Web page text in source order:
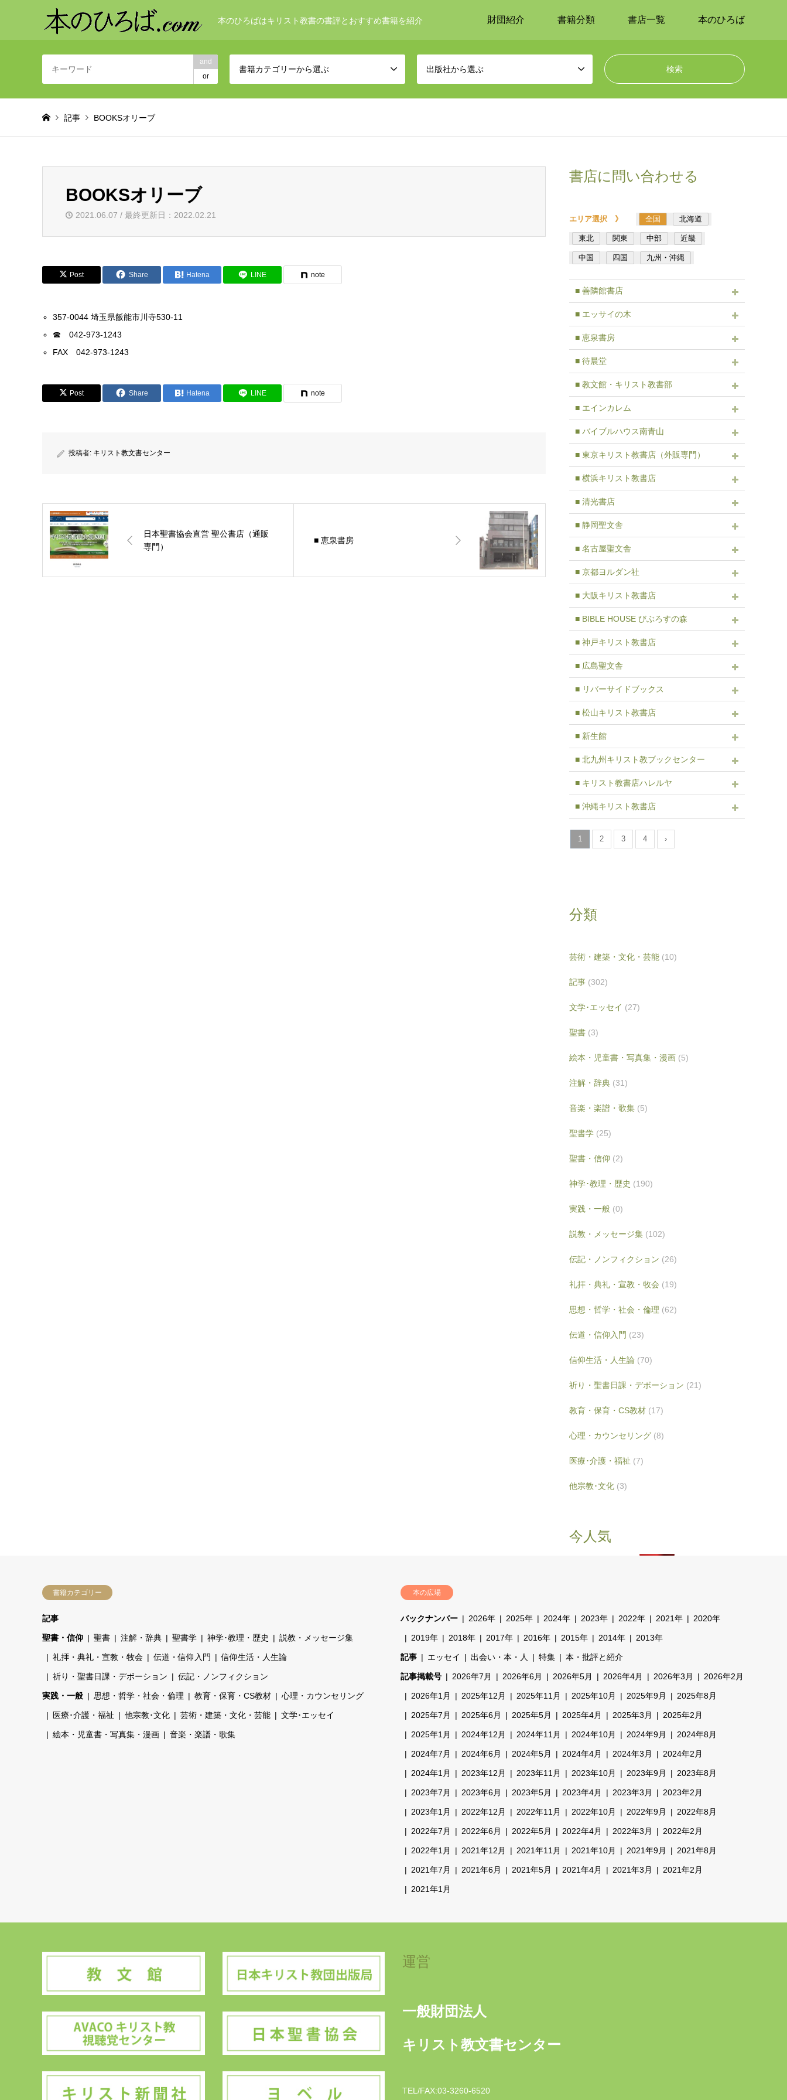
本のひろばはキリスト教書の書評とおすすめ書籍を紹介 財団紹介 書籍分類 書店一覧 本のひろば
and
or
書籍カテゴリーから選ぶ 出版社から選ぶ
記事 BOOKSオリーブ
BOOKSオリーブ
2021.06.07 / 最終更新日：2022.02.21
Post Share Hatena LINE note
357-0044 埼玉県飯能市川寺530-11
☎ 042-973-1243
FAX 042-973-1243
Post Share Hatena LINE note
投稿者: キリスト教文書センター
日本聖書協会直営 聖公書店（通販
専門）
■ 恵泉書房
書店に問い合わせる
エリア選択 》 全国 北海道
東北 関東 中部 近畿
中国 四国 九州・沖縄
■ 善隣館書店
■ エッサイの木
■ 恵泉書房
■ 待晨堂
■ 教文館・キリスト教書部
■ エインカレム
■ バイブルハウス南青山
■ 東京キリスト教書店（外販専門）
■ 横浜キリスト教書店
■ 清光書店
■ 静岡聖文舎
■ 名古屋聖文舎
■ 京都ヨルダン社
■ 大阪キリスト教書店
■ BIBLE HOUSE びぶろすの森
■ 神戸キリスト教書店
■ 広島聖文舎
■ リバーサイドブックス
■ 松山キリスト教書店
■ 新生館
■ 北九州キリスト教ブックセンター
■ キリスト教書店ハレルヤ
■ 沖縄キリスト教書店
1 2 3 4 ›
分類
芸術・建築・文化・芸能 (10)
記事 (302)
文学･エッセイ (27)
聖書 (3)
絵本・児童書・写真集・漫画 (5)
注解・辞典 (31)
音楽・楽譜・歌集 (5)
聖書学 (25)
聖書・信仰 (2)
神学･教理・歴史 (190)
実践・一般 (0)
説教・メッセージ集 (102)
伝記・ノンフィクション (26)
礼拝・典礼・宣教・牧会 (19)
思想・哲学・社会・倫理 (62)
伝道・信仰入門 (23)
信仰生活・人生論 (70)
祈り・聖書日課・デボーション (21)
教育・保育・CS教材 (17)
心理・カウンセリング (8)
医療･介護・福祉 (7)
他宗教･文化 (3)
今人気
書籍カテゴリー
記事
聖書・信仰 聖書 注解・辞典 聖書学 神学･教理・歴史 説教・メッセージ集
礼拝・典礼・宣教・牧会 伝道・信仰入門 信仰生活・人生論
祈り・聖書日課・デボーション 伝記・ノンフィクション
実践・一般 思想・哲学・社会・倫理 教育・保育・CS教材 心理・カウンセリング
医療･介護・福祉 他宗教･文化 芸術・建築・文化・芸能 文学･エッセイ
絵本・児童書・写真集・漫画 音楽・楽譜・歌集
本の広場
バックナンバー 2026年 2025年 2024年 2023年 2022年 2021年 2020年
2019年 2018年 2017年 2016年 2015年 2014年 2013年
記事 エッセイ 出会い・本・人 特集 本・批評と紹介
記事掲載号 2026年7月 2026年6月 2026年5月 2026年4月 2026年3月 2026年2月
2026年1月 2025年12月 2025年11月 2025年10月 2025年9月 2025年8月
2025年7月 2025年6月 2025年5月 2025年4月 2025年3月 2025年2月
2025年1月 2024年12月 2024年11月 2024年10月 2024年9月 2024年8月
2024年7月 2024年6月 2024年5月 2024年4月 2024年3月 2024年2月
2024年1月 2023年12月 2023年11月 2023年10月 2023年9月 2023年8月
2023年7月 2023年6月 2023年5月 2023年4月 2023年3月 2023年2月
2023年1月 2022年12月 2022年11月 2022年10月 2022年9月 2022年8月
2022年7月 2022年6月 2022年5月 2022年4月 2022年3月 2022年2月
2022年1月 2021年12月 2021年11月 2021年10月 2021年9月 2021年8月
2021年7月 2021年6月 2021年5月 2021年4月 2021年3月 2021年2月
2021年1月
運営
一般財団法人
キリスト教文書センター
TEL/FAX:03-3260-6520